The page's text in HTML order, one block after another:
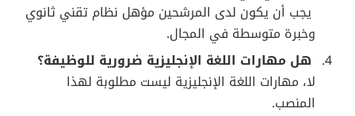
يجب أن يكون لدى المرشحين مؤهل نظام تقني ثانوي
وخبرة متوسطة في المجال.
هل مهارات اللغة الإنجليزية ضرورية للوظيفة؟
لا، مهارات اللغة الإنجليزية ليست مطلوبة لهذا
المنصب.